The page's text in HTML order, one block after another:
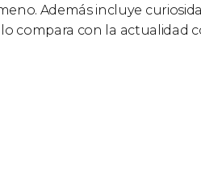
Además incluye
compara con la actualidad